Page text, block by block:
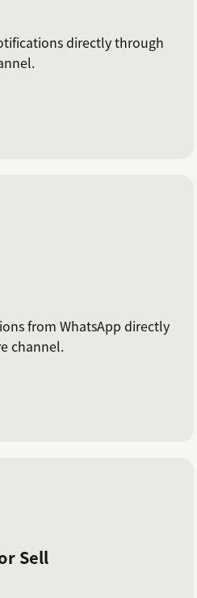
directly through
from WhatsApp directly
channel.
Sell